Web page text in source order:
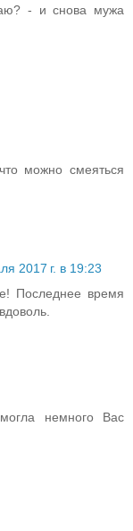
- и снова мужа
можно смеяться
2017 г. в 19:23
Последнее время
немного Вас